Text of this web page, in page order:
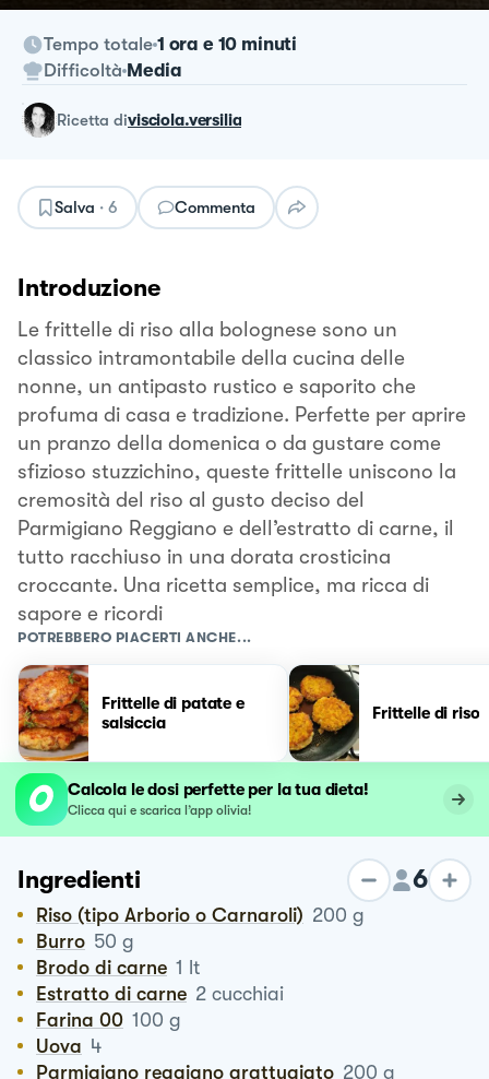
Tempo totale 1 ora e 10 minuti
Difficoltà Media
ricetta divisciola.versilia
Salva · 6 Commenta
Introduzione
Le frittelle di riso alla bolognese sono un
classico intramontabile della cucina delle
nonne, un antipasto rustico e saporito che
profuma di casa e tradizione. Perfette per aprire
un pranzo della domenica o da gustare come
sfizioso stuzzichino, queste frittelle uniscono la
cremosità del riso al gusto deciso del
Parmigiano Reggiano e dell’estratto di carne, il
tutto racchiuso in una dorata crosticina
croccante. Una ricetta semplice, ma ricca di
sapore e ricordi
POTREBBERO PIACERTI ANCHE...
Frittelle di patate e
salsiccia
Frittelle di riso
Calcola le dosi perfette per la tua dieta!
Clicca qui e scarica l’app olivia!
Ingredienti 6
Riso (tipo Arborio o Carnaroli) 200 g
Burro 50 g
Brodo di carne 1 lt
Estratto di carne 2 cucchiai
Farina 00 100 g
Uova 4
Parmigiano reggiano grattugiato 200 g